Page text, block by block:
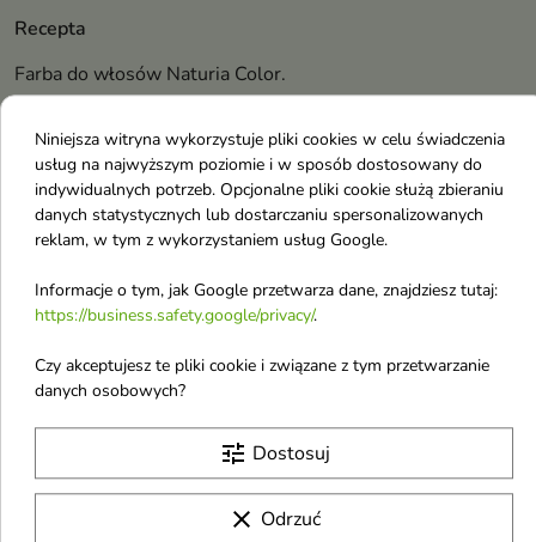
Recepta
Farba do włosów Naturia Color.
Intensywny, soczysty kolor oraz odżywienie. Włosy są
lśniące, miękkie i sprężyste.
Składniki wiodące
Proteiny mleczne, chroniące i intensywnie odżywiające
włókna włosów, oraz ekstrakt z brzoskwini - bogate źródło
odświeżająco i tonizująco.
Szczegóły produktu
Niniejsza witryna wykorzystuje pliki cookies w celu świadczenia
usług na najwyższym poziomie i w sposób dostosowany do
indywidualnych potrzeb. Opcjonalne pliki cookie służą zbieraniu
danych statystycznych lub dostarczaniu spersonalizowanych
reklam, w tym z wykorzystaniem usług Google.
Informacje o tym, jak Google przetwarza dane, znajdziesz tutaj:
https://business.safety.google/privacy/.
Czy akceptujesz te pliki cookie i związane z tym przetwarzanie
danych osobowych?
tune Dostosuj
clear Odrzuć